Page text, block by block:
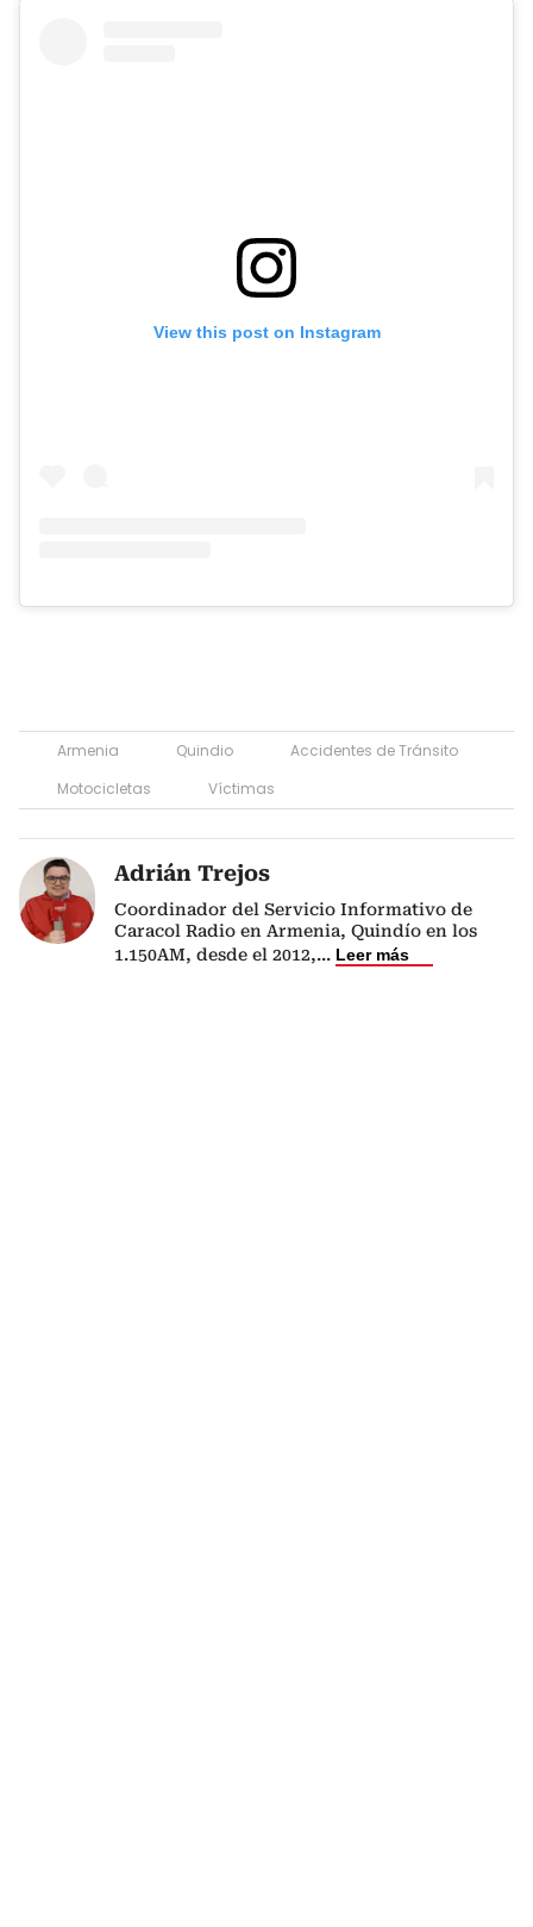
View this post on Instagram
Armenia Quindio
Accidentes de Tránsito
Motocicletas
Víctimas
Adrián Trejos
Coordinador del Servicio Informativo de
Caracol Radio en Armenia, Quindío en los
1.150AM, desde el 2012,... Leer más